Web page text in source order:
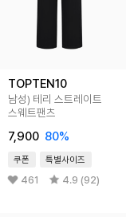
TOPTEN10
남성) 테리 스트레이트
스웨트팬츠
7,900 80%
쿠폰 특별사이즈
461 4.9 (92)